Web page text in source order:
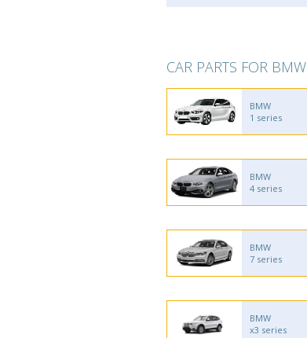
CAR PARTS FOR BMW
BMW
1 series
BMW
4 series
BMW
7 series
BMW
x3 series